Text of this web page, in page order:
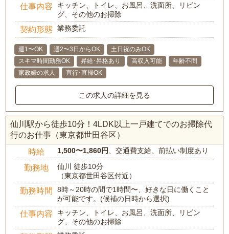
仕事内容
キッチン、トイレ、お風呂、洗面所、リビン
グ、その他のお掃除
契約形態 業務委託
週1〜OK 週2〜3日からOK
土日祝のみOK
スキマ時間勤務OK
昇給･昇格あり 高収入可能
年齢不問
家政婦の求人
直行･直帰OK
この求人の詳細を見る
仙川駅から徒歩10分！4LDK以上一戸建てでのお掃除代
行のお仕事（東京都世田谷区）
時給 1,500〜1,860円 、交通費支給、前払い制度あり
勤務地
仙川 徒歩10分
（東京都世田谷区付近）
勤務時間
8時～20時の間で1時間〜、好きな日に働くこと
が可能です。(候補の日時から選択)
仕事内容
キッチン、トイレ、お風呂、洗面所、リビン
グ、その他のお掃除